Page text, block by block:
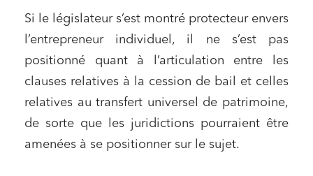
Si le législateur s’est montré protecteur envers
l’entrepreneur individuel, il ne s’est pas
positionné quant à l’articulation entre les
clauses relatives à la cession de bail et celles
relatives au transfert universel de patrimoine,
de sorte que les juridictions pourraient être
amenées à se positionner sur le sujet.